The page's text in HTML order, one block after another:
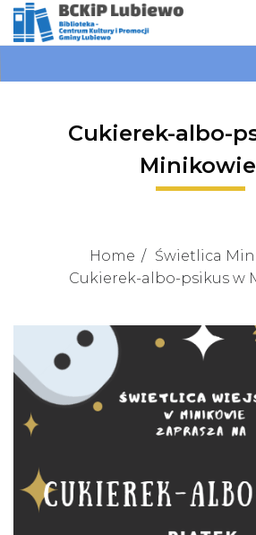
Cukierek-albo-
Home
Świetlica
Cukierek-albo-psikus w